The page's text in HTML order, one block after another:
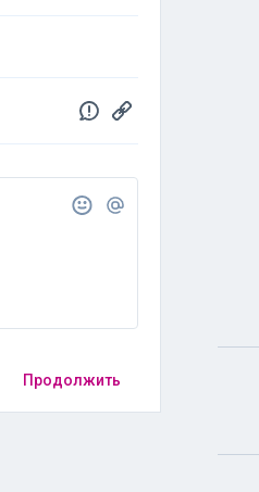
Продолжить